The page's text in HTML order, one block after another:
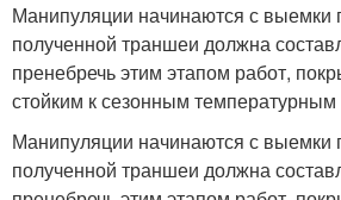
Манипуляции начинаются с выемки
полученной траншеи должна
пренебречь этим этапом работ,
стойким к сезонным
Манипуляции начинаются с выемки
полученной траншеи должна